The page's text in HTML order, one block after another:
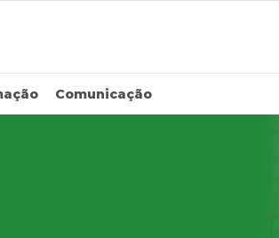
Comunicação